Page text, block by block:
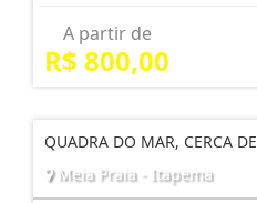
A partir de
R$ 800,00
QUADRA DO MAR, CERCA
Meia Praia - Itapema